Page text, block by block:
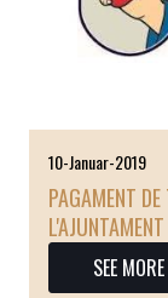
10-Januar-2019
PAGAMENT
L'AJUNTAMENT
SEE MORE